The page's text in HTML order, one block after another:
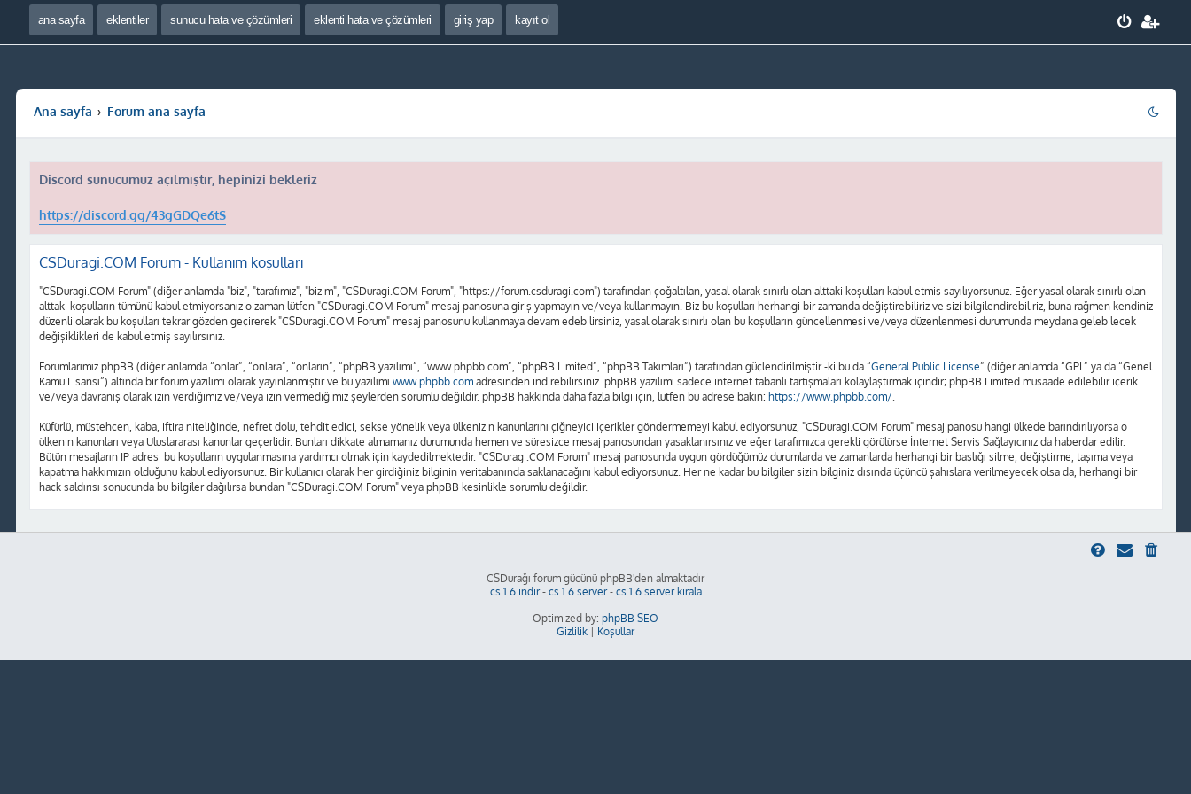
ana sayfa eklentiler sunucu hata ve çözümleri eklenti hata ve çözümleri giriş yap kayıt ol
Ana sayfa Forum ana sayfa
Discord sunucumuz açılmıştır, hepinizi bekleriz
https://discord.gg/43gGDQe6tS
CSDuragi.COM Forum - Kullanım koşulları
"CSDuragi.COM Forum" (diğer anlamda "biz", "tarafımız", "bizim", "CSDuragi.COM Forum", "https://forum.csduragi.com") tarafından çoğaltılan, yasal olarak sınırlı olan alttaki koşulları kabul etmiş sayılıyorsunuz. Eğer yasal olarak sınırlı olan
alttaki koşulların tümünü kabul etmiyorsanız o zaman lütfen "CSDuragi.COM Forum" mesaj panosuna giriş yapmayın ve/veya kullanmayın. Biz bu koşulları herhangi bir zamanda değiştirebiliriz ve sizi bilgilendirebiliriz, buna rağmen kendiniz
düzenli olarak bu koşulları tekrar gözden geçirerek "CSDuragi.COM Forum" mesaj panosunu kullanmaya devam edebilirsiniz, yasal olarak sınırlı olan bu koşulların güncellenmesi ve/veya düzenlenmesi durumunda meydana gelebilecek
değişiklikleri de kabul etmiş sayılırsınız.
Forumlarımız phpBB (diğer anlamda “onlar”, “onlara”, “onların”, “phpBB yazılımı”, “www.phpbb.com”, “phpBB Limited”, “phpBB Takımları”) tarafından güçlendirilmiştir -ki bu da “General Public License” (diğer anlamda “GPL” ya da “Genel
Kamu Lisansı”) altında bir forum yazılımı olarak yayınlanmıştır ve bu yazılımı www.phpbb.comadresinden indirebilirsiniz. phpBB yazılımı sadece internet tabanlı tartışmaları kolaylaştırmak içindir; phpBB Limited müsaade edilebilir içerik
ve/veya davranış olarak izin verdiğimiz ve/veya izin vermediğimiz şeylerden sorumlu değildir. phpBB hakkında daha fazla bilgi için, lütfen bu adrese bakın: https://www.phpbb.com/.
Küfürlü, müstehcen, kaba, iftira niteliğinde, nefret dolu, tehdit edici, sekse yönelik veya ülkenizin kanunlarını çiğneyici içerikler göndermemeyi kabul ediyorsunuz, "CSDuragi.COM Forum" mesaj panosu hangi ülkede barındırılıyorsa o
ülkenin kanunları veya Uluslararası kanunlar geçerlidir. Bunları dikkate almamanız durumunda hemen ve süresizce mesaj panosundan yasaklanırsınız ve eğer tarafımızca gerekli görülürse İnternet Servis Sağlayıcınız da haberdar edilir.
Bütün mesajların IP adresi bu koşulların uygulanmasına yardımcı olmak için kaydedilmektedir. "CSDuragi.COM Forum" mesaj panosunda uygun gördüğümüz durumlarda ve zamanlarda herhangi bir başlığı silme, değiştirme, taşıma veya
kapatma hakkımızın olduğunu kabul ediyorsunuz. Bir kullanıcı olarak her girdiğiniz bilginin veritabanında saklanacağını kabul ediyorsunuz. Her ne kadar bu bilgiler sizin bilginiz dışında üçüncü şahıslara verilmeyecek olsa da, herhangi bir
hack saldırısı sonucunda bu bilgiler dağılırsa bundan "CSDuragi.COM Forum" veya phpBB kesinlikle sorumlu değildir.
CSDurağı forum gücünü phpBB'den almaktadır
cs 1.6 indir- cs 1.6 server- cs 1.6 server kirala
Optimized by: phpBB SEO
Gizlilik
Koşullar